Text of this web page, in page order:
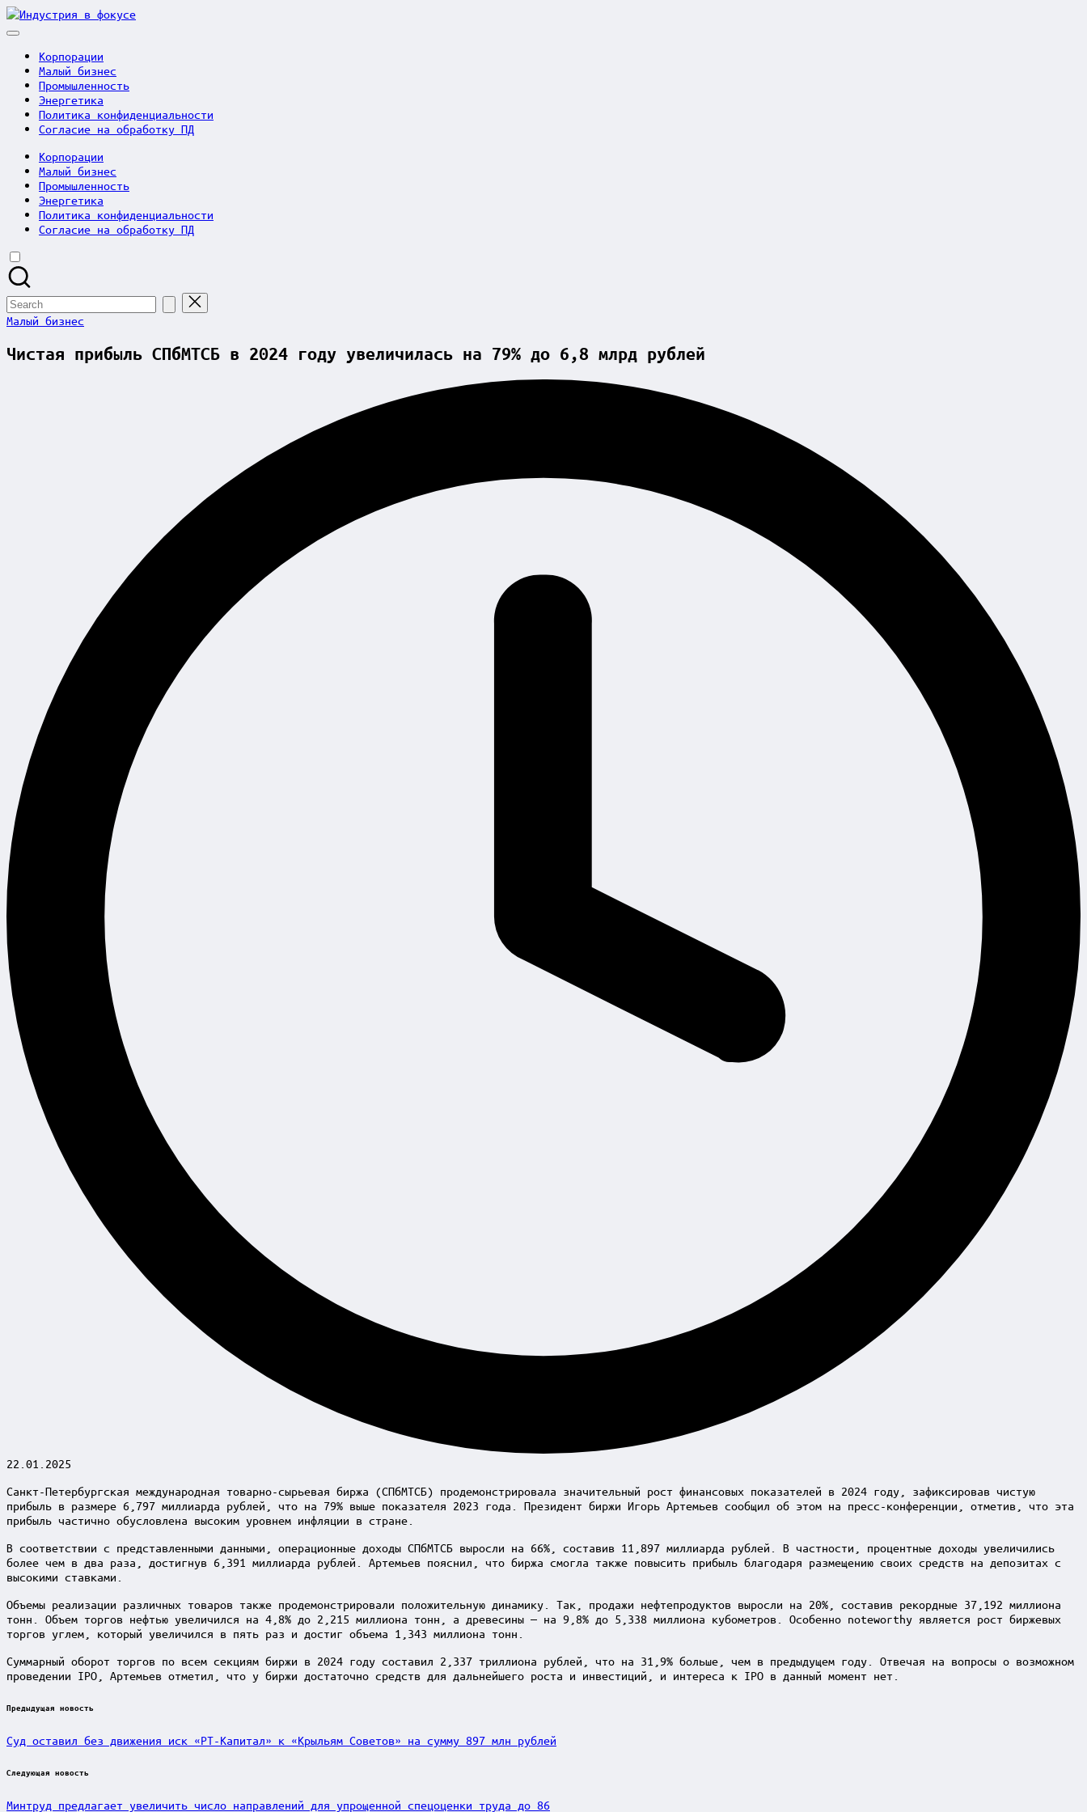
Skip
to
Индустрия
Корпорации
Малый бизнес
Промышленность
Энергетика
Политика конфиденциальности
Согласие на обработку ПД
Корпорации
Малый бизнес
Промышленность
Энергетика
Политика конфиденциальности
Согласие на обработку ПД
Search
for:
Posted
Малый бизнес
Чистая прибыль СПбМТСБ в 2024 году увеличилась на 79% до 6,8 млрд рублей
22.01.2025
Санкт-Петербургская международная товарно-сырьевая биржа (СПбМТСБ) продемонстрировала значительный рост финансовых показателей в 2024 году, зафиксировав чистую
прибыль в размере 6,797 миллиарда рублей, что на 79% выше показателя 2023 года. Президент биржи Игорь Артемьев сообщил об этом на пресс-конференции, отметив, что эта
прибыль частично обусловлена высоким уровнем инфляции в стране.
В соответствии с представленными данными, операционные доходы СПбМТСБ выросли на 66%, составив 11,897 миллиарда рублей. В частности, процентные доходы увеличились
более чем в два раза, достигнув 6,391 миллиарда рублей. Артемьев пояснил, что биржа смогла также повысить прибыль благодаря размещению своих средств на депозитах с
высокими ставками.
Объемы реализации различных товаров также продемонстрировали положительную динамику. Так, продажи нефтепродуктов выросли на 20%, составив рекордные 37,192 миллиона
тонн. Объем торгов нефтью увеличился на 4,8% до 2,215 миллиона тонн, а древесины — на 9,8% до 5,338 миллиона кубометров. Особенно noteworthy является рост биржевых
торгов углем, который увеличился в пять раз и достиг объема 1,343 миллиона тонн.
Суммарный оборот торгов по всем секциям биржи в 2024 году составил 2,337 триллиона рублей, что на 31,9% больше, чем в предыдущем году. Отвечая на вопросы о возможном
проведении IPO, Артемьев отметил, что у биржи достаточно средств для дальнейшего роста и инвестиций, и интереса к IPO в данный момент нет.
Post
Предыдущая новость
Суд оставил без движения иск «РТ-Капитал» к «Крыльям Советов» на сумму 897 млн рублей
Следующая новость
Минтруд предлагает увеличить число направлений для упрощенной спецоценки труда до 86